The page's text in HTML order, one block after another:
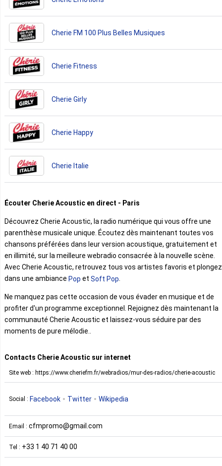
Cherie FM 100 Plus Belles Musiques
Cherie Fitness
Cherie Girly
Cherie Happy
Cherie Italie
Écouter Cherie Acoustic en direct - Paris
Découvrez Cherie Acoustic, la radio numérique qui vous offre une
parenthèse musicale unique. Écoutez dès maintenant toutes vos
chansons préférées dans leur version acoustique, gratuitement et
en illimité, sur la meilleure webradio consacrée à la nouvelle scène.
Avec Cherie Acoustic, retrouvez tous vos artistes favoris et plongez
dans une ambiance Pop et Soft Pop
Ne manquez pas cette occasion de vous évader en musique et de
profiter d'un programme exceptionnel. Rejoignez dès maintenant la
communauté Cherie Acoustic et laissez-vous séduire par des
moments de pure mélodie..
Contacts Cherie Acoustic sur internet
Site web : https://www.cheriefm.fr/webradios/mur-des-radios/cherie-acoustic
Social : Facebook Twitter Wikipedia
Email : cfmpromo@gmail.com
Tel : +33 1 40 71 40 00